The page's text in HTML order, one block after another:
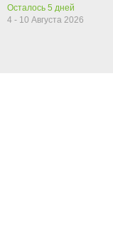
Осталось 5 дней
4 - 10 Августа 2026